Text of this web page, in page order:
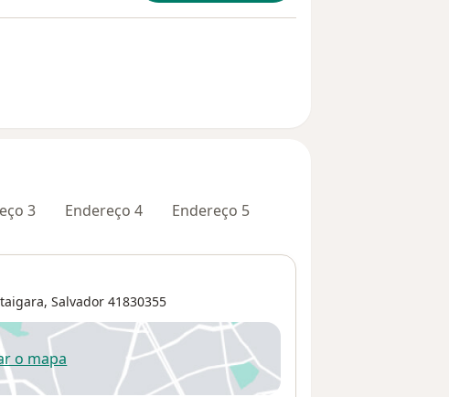
3 Endereço 4 Endereço 5
, Salvador 41830355
o mapa
abre num novo separador